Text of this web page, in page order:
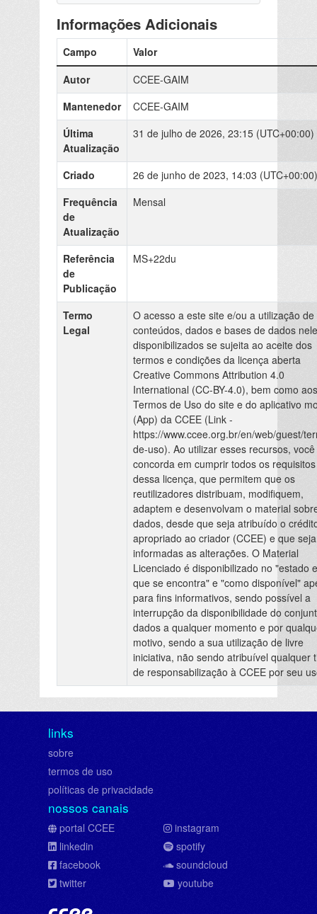
Informações Adicionais
Campo
Valor
Autor
CCEE-GAIM
Mantenedor
CCEE-GAIM
Última
Atualização
31 de julho de 2026, 23:15 (UTC+00:00)
Criado
26 de junho de 2023, 14:03 (UTC+00:00)
Frequência
de
Atualização
Mensal
Referência
de
Publicação
MS+22du
Termo
Legal
O acesso a este site e/ou a utilização de
conteúdos, dados e bases de dados nele
disponibilizados se sujeita ao aceite dos
termos e condições da licença aberta
Creative Commons Attribution 4.0
International (CC-BY-4.0), bem como aos
Termos de Uso do site e do aplicativo
(App) da CCEE (Link -
https://www.ccee.org.br/en/web/guest/
de-uso). Ao utilizar esses recursos, você
concorda em cumprir todos os requisitos
dessa licença, que permitem que os
reutilizadores distribuam, modifiquem,
adaptem e desenvolvam o material
dados, desde que seja atribuído o
apropriado ao criador (CCEE) e que
informadas as alterações. O Material
Licenciado é disponibilizado no "estado
que se encontra" e "como disponível"
para fins informativos, sendo possível a
interrupção da disponibilidade do
dados a qualquer momento e por
motivo, sendo a sua utilização de livre
iniciativa, não sendo atribuível qualquer
de responsabilização à CCEE por seu
links
sobre
termos de uso
políticas de privacidade
nossos canais
portal CCEE
linkedin
facebook
twitter
instagram
spotify
soundcloud
youtube